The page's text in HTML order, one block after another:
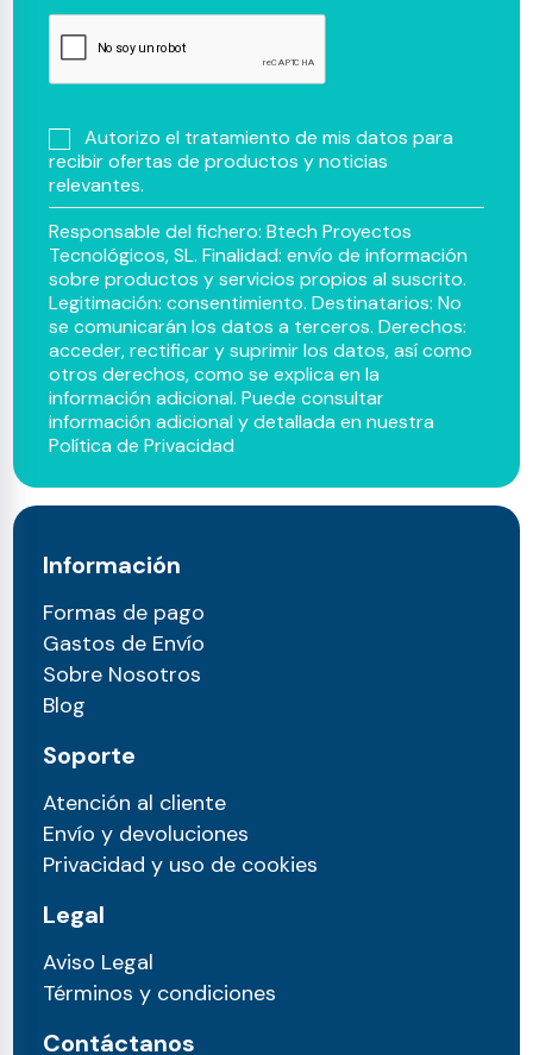
Autorizo el tratamiento de mis datos para
recibir ofertas de productos y noticias
relevantes.
Responsable del fichero: Btech Proyectos
Tecnológicos, SL. Finalidad: envío de información
sobre productos y servicios propios al suscrito.
Legitimación: consentimiento. Destinatarios: No
se comunicarán los datos a terceros. Derechos:
acceder, rectificar y suprimir los datos, así como
otros derechos, como se explica en la
información adicional. Puede consultar
información adicional y detallada en nuestra
Política de Privacidad
Información
Formas de pago
Gastos de Envío
Sobre Nosotros
Blog
Soporte
Atención al cliente
Envío y devoluciones
Privacidad y uso de cookies
Legal
Aviso Legal
Términos y condiciones
Contáctanos